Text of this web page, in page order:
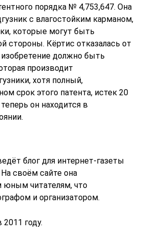
порядка № 4,753,647. Она
с влагостойким карманом,
которые могут быть
стороны. Кёртис отказалась от
должно быть
производит
хотя полный,
срок этого патента, истек 20
он находится в
блог для интернет-газеты
На своём сайте она
юным читателям, что
и организатором.
году.